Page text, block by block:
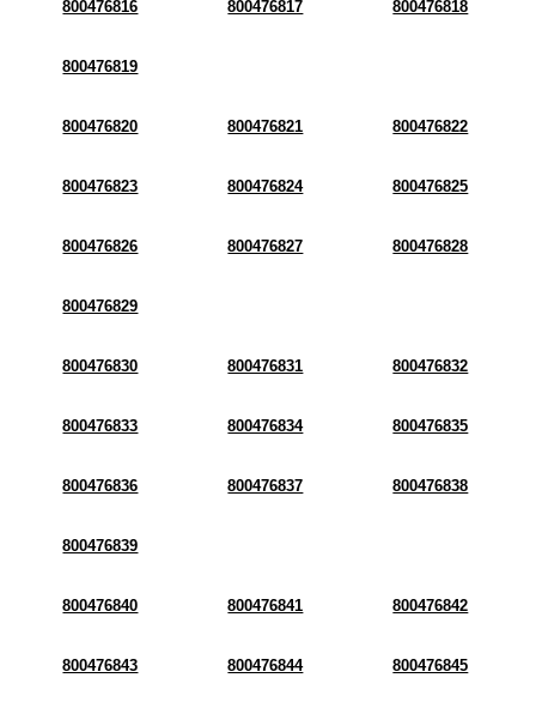
800476816 800476817 800476818
800476819
800476820 800476821 800476822
800476823 800476824 800476825
800476826 800476827 800476828
800476829
800476830 800476831 800476832
800476833 800476834 800476835
800476836 800476837 800476838
800476839
800476840 800476841 800476842
800476843 800476844 800476845